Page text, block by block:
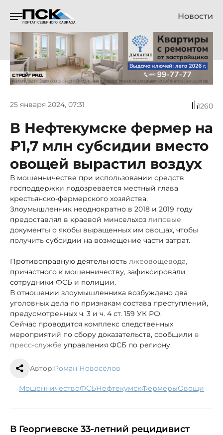
Новости
25 января 2024, 07:31 1260
В Нефтекумске фермер на
₽1,7 млн субсидии вместо
овощей вырастил воздух
В мошенничестве при использовании средств
господдержки подозревается местный глава
крестьянско-фермерского хозяйства.
Злоумышленник неоднократно в 2018 и 2019 году
предоставлял в краевой минсельхоз липовые
документы о якобы выращенных им овощах, чтобы
получить субсидии на возмещение части затрат.
Противоправную деятельность лжеовощевода,
причастного к мошенничеству, зафиксировали
сотрудники ФСБ и полиции.
В отношении злоумышленника возбуждено два
уголовных дела по признакам состава преступлений,
предусмотренных ч. 3 и ч. 4 ст. 159 УК РФ.
Сейчас проводится комплекс следственных
мероприятий по сбору доказательств, сообщили в
пресс-службе управления ФСБ по региону.
Автор:Роман Новоселов
мошенничество ФСБ Нефтекумск фермеры овощи
В Георгиевске 33-летний рецидивист